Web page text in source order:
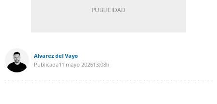
Alvarez del Vayo
Publicada11 mayo 202613:08h